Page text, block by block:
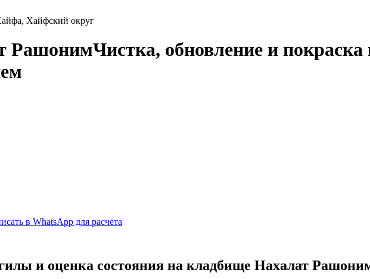
Хайфский округ
РашонимЧистка, обновление и
в WhatsApp для расчёта
и оценка состояния на кладбище Нахалат